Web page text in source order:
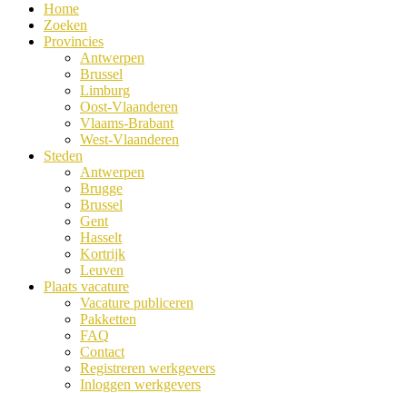
Home
Zoeken
Provincies
Antwerpen
Brussel
Limburg
Oost-Vlaanderen
Vlaams-Brabant
West-Vlaanderen
Steden
Antwerpen
Brugge
Brussel
Gent
Hasselt
Kortrijk
Leuven
Plaats vacature
Vacature publiceren
Pakketten
FAQ
Contact
Registreren werkgevers
Inloggen werkgevers